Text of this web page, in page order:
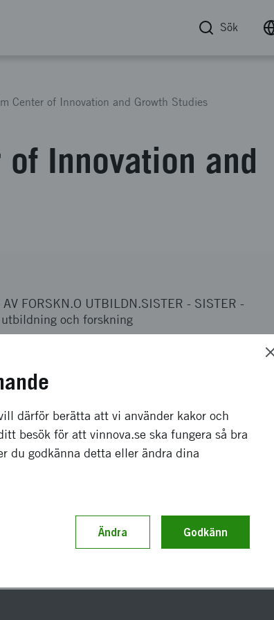
Sök
Center of Innovation and Growth Studies
Innovation and
FORSKN.O UTBILDN.SISTER - SISTER -
och forskning
Diarienummer 2002-02275
därför berätta att vi använder kakor och
besök för att vinnova.se ska fungera så bra
du godkänna detta eller ändra dina
Ändra Godkänn